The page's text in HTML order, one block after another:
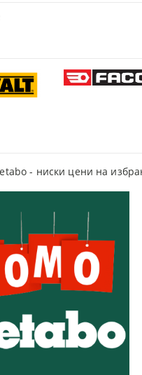
- ниски цени на